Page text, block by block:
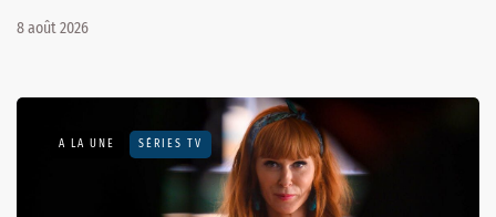
8 août 2026
A LA UNE SÉRIES TV